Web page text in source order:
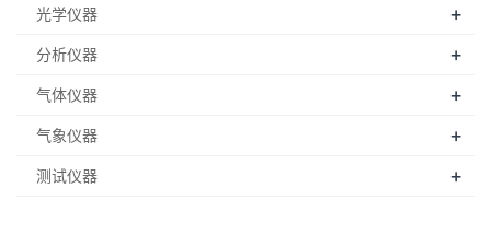
光学仪器 +
分析仪器 +
气体仪器 +
气象仪器 +
测试仪器 +